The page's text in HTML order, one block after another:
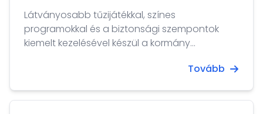
mostani kiállítási anyag. A tizenhárom panelből
álló tárlatot Szabó József, Magyarország
Pozsonyi Nagykövetségének ideiglenes
helyettese társaságában.
Látványosabb tűzijátékkal, színes
programokkal és a biztonsági szempontok
kiemelt kezelésével készül a kormány
államiság megőrzésének fontosságáról és az
azon a sajtótájékoztatón, amelyet Kara Ákos,
Tovább